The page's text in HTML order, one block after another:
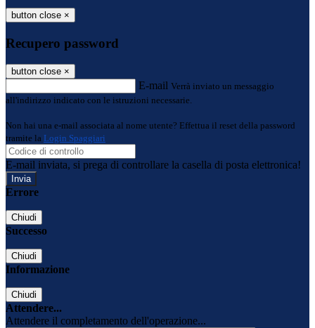
button close ×
Recupero password
button close ×
E-mail Verrà inviato un messaggio
all'indirizzo indicato con le istruzioni necessarie.
Non hai una e-mail associata al nome utente? Effettua il reset della password
tramite la Login Spaggiari
E-mail inviata, si prega di controllare la casella di posta elettronica!
Errore
Chiudi
Successo
Chiudi
Informazione
Chiudi
Attendere...
Attendere il completamento dell'operazione...